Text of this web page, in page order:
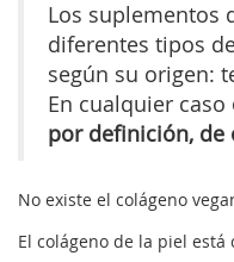
Los suplementos
diferentes tipos
según su origen:
En cualquier caso
por definición, de
No existe el colágeno
El colágeno de la piel